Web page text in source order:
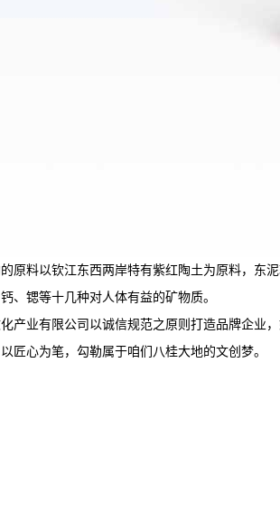
原料以钦江东西两岸特有紫红陶土为原料，东
、锶等十几种对人体有益的矿物质。
产业有限公司以诚信规范之原则打造品牌企业
匠心为笔，勾勒属于咱们八桂大地的文创梦。